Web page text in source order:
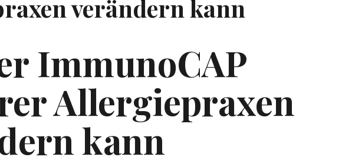
verändern kann
ImmunoCAP
Allergiepraxen
kann